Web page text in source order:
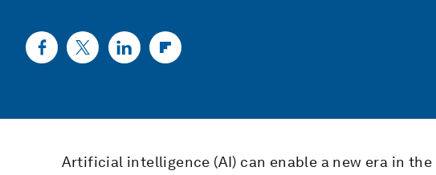
Artificial intelligence (AI) can enable a new era in